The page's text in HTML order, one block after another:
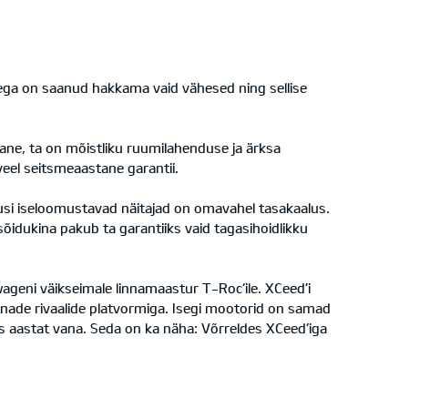
on saanud hakkama vaid vähesed ning sellise
ta on mõistliku ruumilahenduse ja ärksa
seitsmeaastane garantii.
iseloomustavad näitajad on omavahel tasakaalus.
pakub ta garantiiks vaid tagasihoidlikku
väikseimale linnamaastur T-Roc‘ile. XCeed’i
rivaalide platvormiga. Isegi mootorid on samad
vana. Seda on ka näha: Võrreldes XCeed’iga